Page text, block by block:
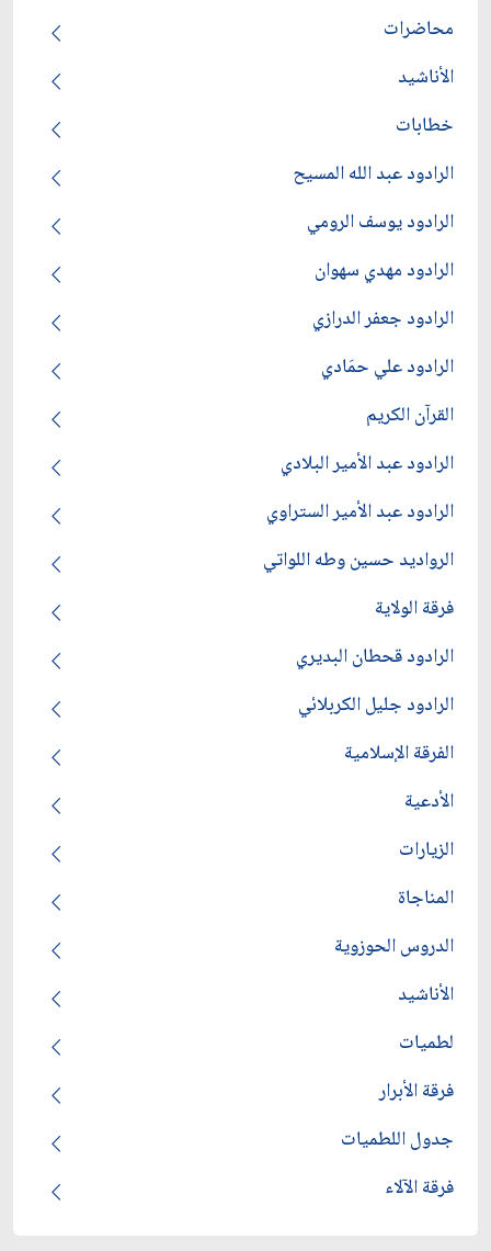
محاضرات
الأناشيد
خطابات
الرادود عبد الله المسيح
الرادود يوسف الرومي
الرادود مهدي سهوان
الرادود جعفر الدرازي
الرادود علي حمَادي
القرآن الكريم
الرادود عبد الأمير البلادي
الرادود عبد الأمير الستراوي
الرواديد حسين وطه اللواتي
فرقة الولاية
الرادود قحطان البديري
الرادود جليل الكربلائي
الفرقة الإسلامية
الأدعية
الزيارات
المناجاة
الدروس الحوزوية
الأناشيد
لطميات
فرقة الأبرار
جدول اللطميات
فرقة الآلاء